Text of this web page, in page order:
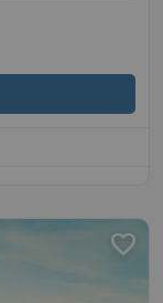
favorite